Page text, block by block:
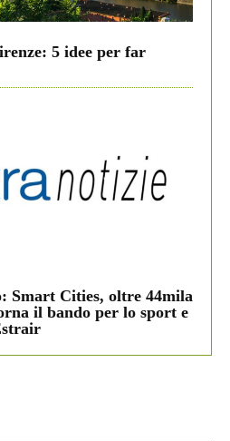
5 idee per far
Smart Cities, oltre 44mila
il bando per lo sport e